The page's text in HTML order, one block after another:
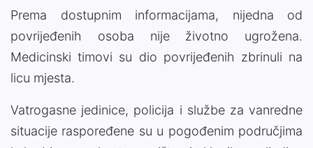
Prema dostupnim informacijama, nijedna od
povrijeđenih osoba nije životno ugrožena.
Medicinski timovi su dio povrijeđenih zbrinuli na
licu mjesta.
Vatrogasne jedinice, policija i službe za vanredne
situacije raspoređene su u pogođenim područjima